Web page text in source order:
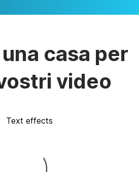
casa per
video